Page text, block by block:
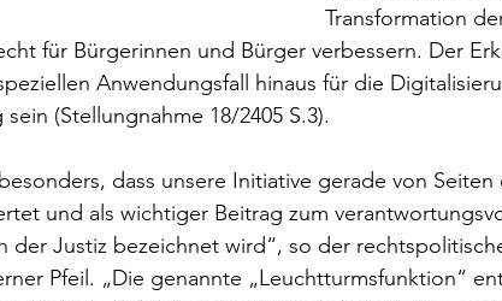
Transformation
für Bürgerinnen und Bürger verbessern. Der
Anwendungsfall hinaus für die
(Stellungnahme 18/2405 S.3).
dass unsere Initiative gerade von
und als wichtiger Beitrag zum
der Justiz bezeichnet wird“, so der
Pfeil. „Die genannte „Leuchtturmsfunktion“